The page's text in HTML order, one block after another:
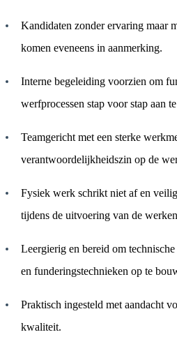
Kandidaten zonder ervaring maar
komen eveneens in aanmerking.
Interne begeleiding voorzien om
werfprocessen stap voor stap aan
Teamgericht met een sterke
verantwoordelijkheidszin op de
Fysiek werk schrikt niet af en
tijdens de uitvoering van de
Leergierig en bereid om
en funderingstechnieken op te
Praktisch ingesteld met aandacht
kwaliteit.